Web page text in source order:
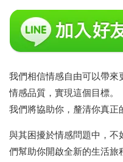
我們相信情感自由可以帶來
情感品質，實現這個目標。
我們將協助你，釐清你真正
與其困擾於情感問題中，不
們幫助你開啟全新的生活旅